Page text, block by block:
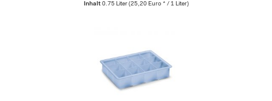
Inhalt 0.75 Liter (25,20 Euro * / 1 Liter)